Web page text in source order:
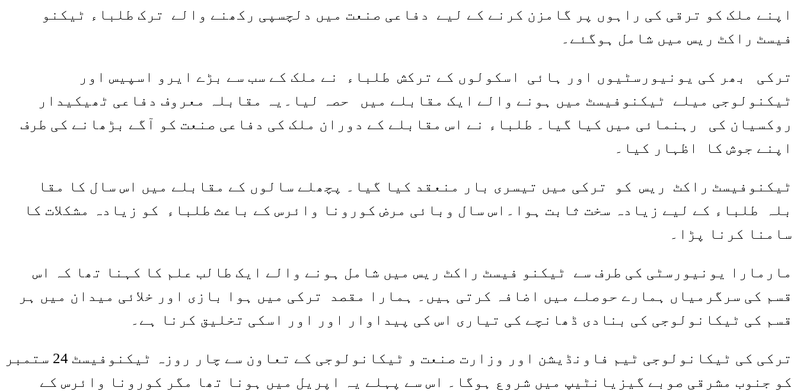
اپنے ملک کو ترقی کی راہوں پر گامزن کرنے کے لیے دفاعی صنعت میں دلچسپی رکھنے والے ترک طلباء ٹیکنو
فیسٹ راکٹ ریس میں شامل ہوگئے۔
ترکی بھر کی یونیورسٹیوں اور ہائی اسکولوں کے ترکش طلباء نے ملک کے سب سے بڑے ایرو اسپیس اور
ٹیکنولوجی میلے ٹیکنوفیسٹ میں ہونے والے ایک مقابلے میں حصہ لیا۔یہ مقابلہ معروف دفاعی ٹھیکیدار
روکسیان کی رہنمائی میں کیا گیا۔ طلباء نے اس مقابلے کے دوران ملک کی دفاعی صنعت کو آگے بڑھانے کی طرف
اپنے جوش کا اظہار کیا۔
ٹیکنوفیسٹ راکٹ ریس کو ترکی میں تیسری بار منعقد کیا گیا۔ پچھلے سالوں کے مقابلے میں اس سال کا مقا
بلہ طلباء کے لیے زیادہ سخت ثابت ہوا۔اس سال وبائی مرض کورونا وائرس کے باعث طلباء کو زیادہ مشکلات کا
سامنا کرنا پڑا۔
مارمارا یونیورسٹی کی طرف سے ٹیکنو فیسٹ راکٹ ریس میں شامل ہونے والے ایک طالب علم کا کہنا تھا کہ اس
قسم کی سرگرمیاں ہمارے حوصلے میں اضافہ کرتی ہیں۔ ہمارا مقصد ترکی میں ہوا بازی اور خلائی میدان میں ہر
قسم کی ٹیکانولوجی کی بنادی ڈھانچے کی تیاری اس کی پیداوار اور اور اسکی تخلیق کرنا ہے۔
ترکی کی ٹیکانولوجی ٹیم فاونڈیشن اور وزارت صنعت و ٹیکانولوجی کے تعاون سے چار روزہ ٹیکنوفیسٹ 24 ستمبر
کو جنوب مشرقی صوبے گیزیانٹیپ میں شروع ہوگا۔ اس سے پہلے یہ اپریل میں ہونا تھا مگر کورونا وائرس کے